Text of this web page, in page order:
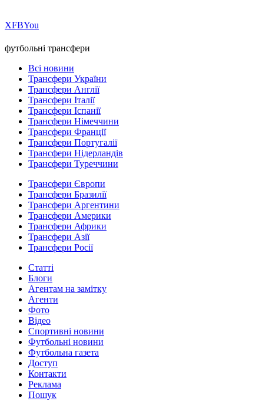
ХFBYou
футбольні трансфери
Всі новини
Трансфери України
Трансфери Англії
Трансфери Італії
Трансфери Іспанії
Трансфери Німеччини
Трансфери Франції
Трансфери Португалії
Трансфери Нідерландів
Трансфери Туреччини
Трансфери Європи
Трансфери Бразилії
Трансфери Аргентини
Трансфери Америки
Трансфери Африки
Трансфери Азії
Трансфери Росії
Статті
Блоги
Агентам на замітку
Агенти
Фото
Відео
Спортивні новини
Футбольні новини
Футбольна газета
Доступ
Контакти
Реклама
Пошук